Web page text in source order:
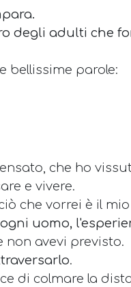
degli adulti che
bellissime parole:
che ho
e vivere.
che vorrei è il
uomo,
non avevi previsto.
.
di colmare la